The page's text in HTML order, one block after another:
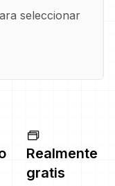
seleccionar
Realmente
gratis